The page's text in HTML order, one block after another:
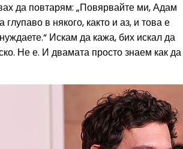
да повтарям: „Повярвайте ми, Адам
глупаво в някого, както и аз, и това е
Искам да кажа, бих искал да
Не е. И двамата просто знаем как да